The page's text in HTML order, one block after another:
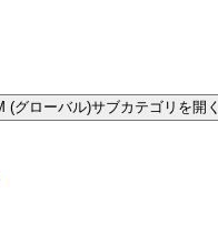
(グローバル)サブカテゴリを開く